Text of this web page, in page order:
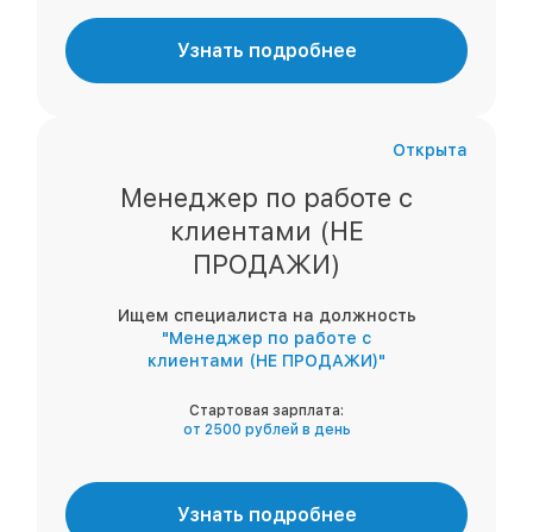
Узнать подробнее
Открыта
Менеджер по работе с
клиентами (НЕ
ПРОДАЖИ)
Ищем специалиста на должность
"Менеджер по работе с
клиентами (НЕ ПРОДАЖИ)"
Стартовая зарплата:
от 2500 рублей в день
Узнать подробнее